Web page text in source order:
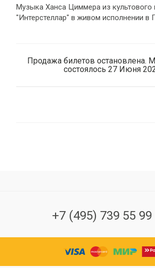
Музыка Ханса Циммера из
"Интерстеллар" в живом исполнении в
Продажа билетов остановлена.
состоялось 27 Июня
+7 (495) 739 55 99